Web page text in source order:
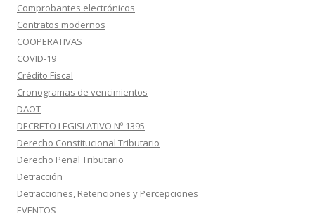
Comprobantes electrónicos
Contratos modernos
COOPERATIVAS
COVID-19
Crédito Fiscal
Cronogramas de vencimientos
DAOT
DECRETO LEGISLATIVO Nº 1395
Derecho Constitucional Tributario
Derecho Penal Tributario
Detracción
Detracciones, Retenciones y Percepciones
EVENTOS